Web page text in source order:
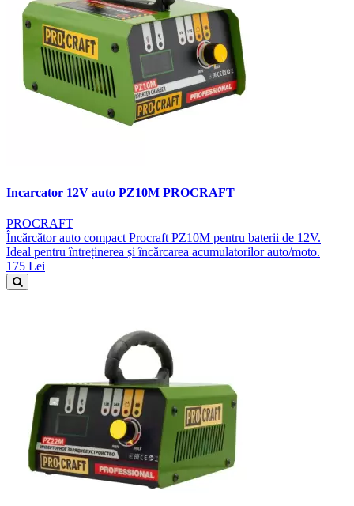
Incarcator 12V auto PZ10M PROCRAFT
PROCRAFT
Încărcător auto compact Procraft PZ10M pentru baterii de 12V.
Ideal pentru întreținerea și încărcarea acumulatorilor auto/moto.
175 Lei